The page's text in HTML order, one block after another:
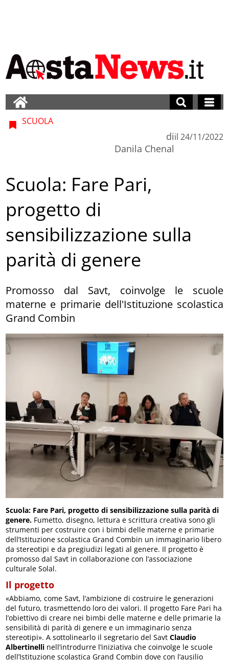
SCUOLA
di
Danila Chenal
il 24/11/2022
Scuola: Fare Pari,
progetto di
sensibilizzazione sulla
parità di genere
Promosso dal Savt, coinvolge le scuole
materne e primarie dell'Istituzione scolastica
Grand Combin
Scuola: Fare Pari, progetto di sensibilizzazione sulla parità di
genere. Fumetto, disegno, lettura e scrittura creativa sono gli
strumenti per costruire con i bimbi delle materne e primarie
dell’Istituzione scolastica Grand Combin un immaginario libero
da stereotipi e da pregiudizi legati al genere. Il progetto è
promosso dal Savt in collaborazione con l’associazione
culturale Solal.
Il progetto
«Abbiamo, come Savt, l’ambizione di costruire le generazioni
del futuro, trasmettendo loro dei valori. Il progetto Fare Pari ha
l’obiettivo di creare nei bimbi delle materne e delle primarie la
sensibilità di parità di genere e un immaginario senza
stereotipi». A sottolinearlo il segretario del SavtClaudio
Albertinelli nell’introdurre l’iniziativa che coinvolge le scuole
dell’Istituzione scolastica Grand Combin dove con l’ausilio